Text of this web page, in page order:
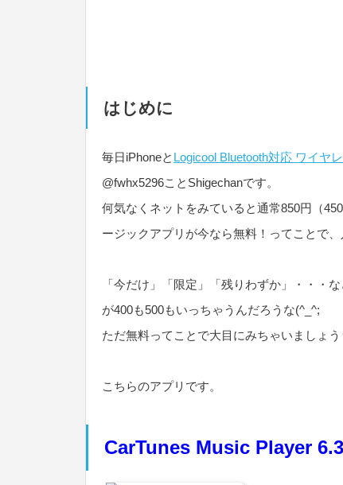
はじめに
毎日iPhoneと Logicool Bluetooth対応 ワイヤ
@fwhx5296ことShigechanです。
何気なくネットをみていると通常850円（
ージックアプリが今なら無料！ってことで、
「今だけ」「限定」「残りわずか」・・・
が400も500もいっちゃうんだろうな(^_^;
ただ無料ってことで大目にみちゃいましょう
こちらのアプリです。
CarTunes Music Player 6.3